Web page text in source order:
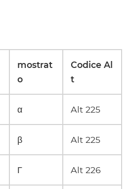
mostrat
o
Codice Al
t
α Alt 225
β Alt 225
Γ Alt 226